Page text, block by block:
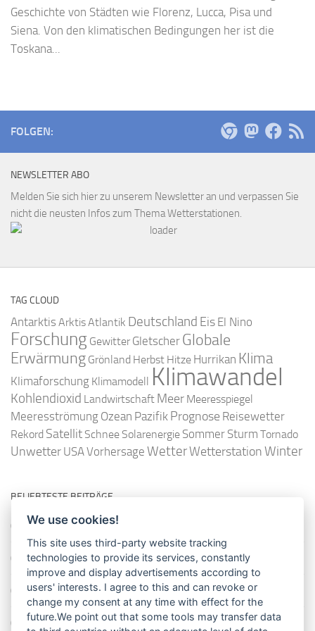
Geschichte von Städten wie Florenz, Lucca, Pisa und
Siena. Von den klimatischen Bedingungen her ist die
Toskana...
FOLGEN:
NEWSLETTER ABO
Melden Sie sich hier zu unserem Newsletter an und verpassen Sie
nicht die neusten Infos zum Thema Wetterstationen.
TAG CLOUD
Antarktis ArktisAtlantik Deutschland Eis El Nino
Forschung Gewitter Gletscher Globale
Erwärmung Grönland Herbst Hitze Hurrikan Klima
Klimaforschung Klimamodell Klimawandel
Kohlendioxid Landwirtschaft Meer Meeresspiegel
Meeresströmung Ozean Pazifik Prognose Reisewetter
Rekord Satellit Schnee Solarenergie Sommer Sturm Tornado
Unwetter USAVorhersage WetterWetterstationWinter
BELIEBTESTE BEITRÄGE
So misst man die Lufttemperatur richtig
Die richtige Wasserpumpe für den Garten
Das Wetter-Netzwerk WeatherCloud
So stellt man einen Regenmesser korrekt auf
We use cookies!
This site uses third-party website tracking
technologies to provide its services, constantly
improve and display advertisements according to
users' interests. I agree to this and can revoke or
change my consent at any time with effect for the
future.We point out that some tools may transfer data